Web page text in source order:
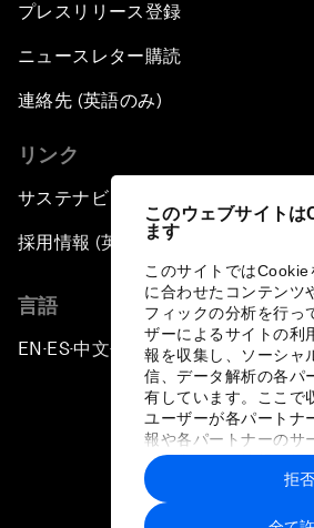
このウェブサイト
ます
このサイトでは
に合わせたコンテンツ
フィックの分析を行っ
ザーによるサイトの利
報を収集し、ソーシャ
信、データ解析の各パ
有しています。ここで
ユーザーが各パートナ
報や各パートナーのサ
に収集された情報と組
トナーによって使用さ
す。
拒否
プレスリリース登録
ニュースレター購読
連絡先 (英語のみ)
リンク
サステナビリティへの取り組み
採用情報 (英語のみ)
言語
EN ▪ ES▪中文▪ 日本語
プライバシーポリシーと